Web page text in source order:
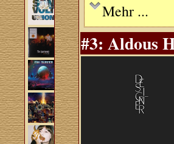
Mehr ...
#3: Aldous